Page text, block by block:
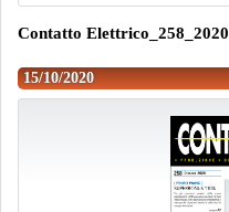
Contatto Elettrico_258_2020
15/10/2020